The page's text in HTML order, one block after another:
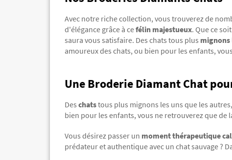
Avec notre riche collection, vous trouverez de
d'élégance grâce à cefélin majestueux. Que ce
saura vous satisfaire. Des chats tous plus mignons
amoureux des chats, ou bien pour les enfants,
Une Broderie Diamant Chat
Des chatstous plus mignons les uns que les
bien pour les enfants, vous ne retrouverez que
Vous désirez passer un moment thérapeutique
prédateur et authentique avec un chat sauvage ?